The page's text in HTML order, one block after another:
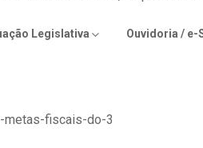
advinda pelo
1ª Audiência Pública
metas-fiscais-do-3
Legislativa Ouvidoria / e-